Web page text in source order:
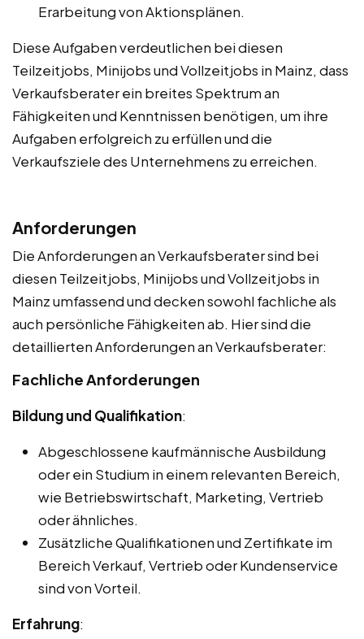
Erarbeitung von Aktionsplänen.
Diese Aufgaben verdeutlichen bei diesen
Teilzeitjobs, Minijobs und Vollzeitjobs in Mainz, dass
Verkaufsberater ein breites Spektrum an
Fähigkeiten und Kenntnissen benötigen, um ihre
Aufgaben erfolgreich zu erfüllen und die
Verkaufsziele des Unternehmens zu erreichen.
Anforderungen
Die Anforderungen an Verkaufsberater sind bei
diesen Teilzeitjobs, Minijobs und Vollzeitjobs in
Mainz umfassend und decken sowohl fachliche als
auch persönliche Fähigkeiten ab. Hier sind die
detaillierten Anforderungen an Verkaufsberater:
Fachliche Anforderungen
Bildung und Qualifikation:
Abgeschlossene kaufmännische Ausbildung
oder ein Studium in einem relevanten Bereich,
wie Betriebswirtschaft, Marketing, Vertrieb
oder ähnliches.
Zusätzliche Qualifikationen und Zertifikate im
Bereich Verkauf, Vertrieb oder Kundenservice
sind von Vorteil.
Erfahrung: